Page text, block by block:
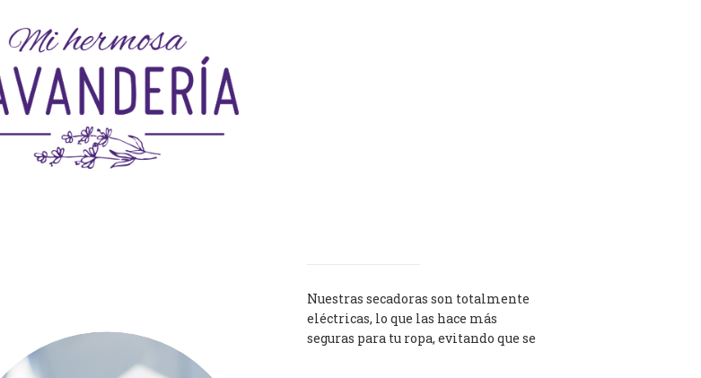
Nuestras secadoras son totalmente
eléctricas, lo que las hace más
seguras para tu ropa, evitando que se